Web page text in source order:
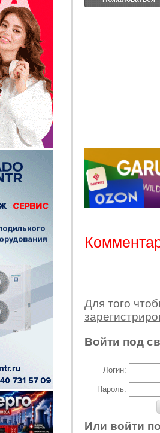
Для того
Войти под
Логин:
Пароль:
Или войти